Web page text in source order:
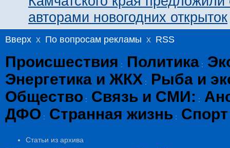
авторами новогодних открыток
Вверх x По вопросам рекламы x RSS
Происшествия : Политика :
Энергетика и ЖКХ :
Рыба и
Общество : Связь и СМИ: :
ДФО : Странная жизнь : Спорт
Статьи из архива